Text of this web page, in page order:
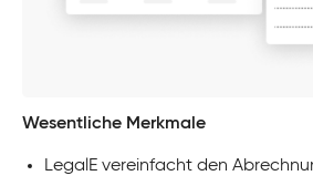
Wesentliche Merkmale
LegalE vereinfacht den